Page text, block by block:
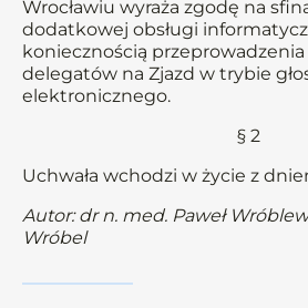
Wrocławiu wyraża zgodę na
dodatkowej obsługi
koniecznością
delegatów na Zjazd w trybie
elektronicznego.
§ 2
Uchwała wchodzi w życie z
Autor: dr n. med. Paweł
Wróbel